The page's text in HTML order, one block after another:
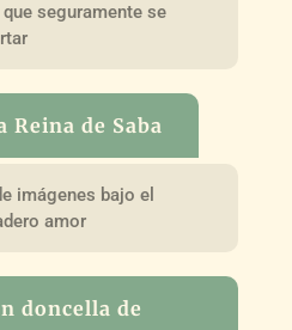
seguramente se
Reina de Saba
imágenes bajo el
amor
doncella de